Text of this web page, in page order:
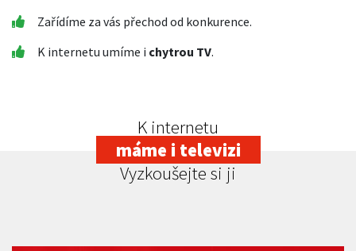
Zařídíme za vás přechod od konkurence.
K internetu umíme i chytrou TV.
K internetu
máme i televizi
Vyzkoušejte si ji